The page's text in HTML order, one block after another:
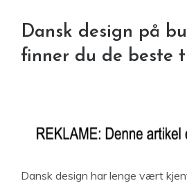
Dansk design på
finner du de beste
Dansk design har lenge vært